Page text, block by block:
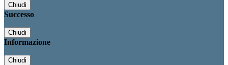
Chiudi
Successo
Chiudi
Informazione
Chiudi